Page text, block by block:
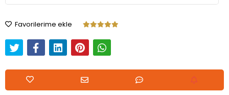
Favorilerime ekle